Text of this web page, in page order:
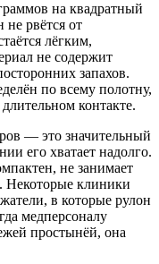
на квадратный
рвётся от
лёгким,
не содержит
запахов.
по всему полотну,
контакте.
— это значительный
его хватает надолго.
не занимает
Некоторые клиники
в которые рулон
медперсоналу
простынёй, она